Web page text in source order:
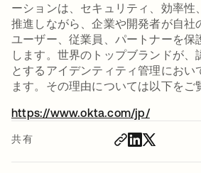
共有
ーションは、セキュリティ、効率性
推進しながら、企業や開発者が自社
ユーザー、従業員、パートナーを保
します。世界のトップブランドが、
とするアイデンティティ管理におい
ます。その理由については以下をご
https://www.okta.com/jp/新しいタ